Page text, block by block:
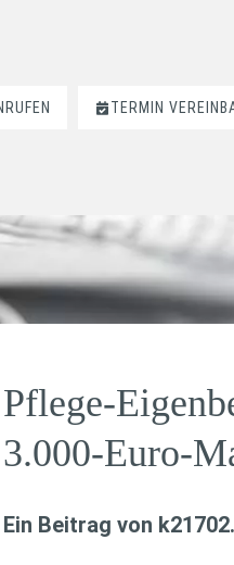
TERMIN
Pflege-
3.000-Euro-
Ein Beitrag von k21702.